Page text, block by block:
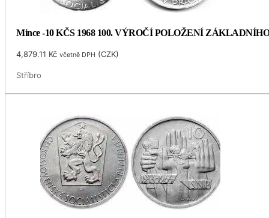
Mince -10 KČS 1968 100. VÝROČÍ POLOŽENÍ
4,879.11 Kč včetně DPH (CZK)
Stříbro